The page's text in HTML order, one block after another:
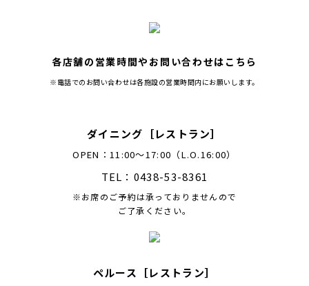
各店舗の営業時間やお問い合わせはこちら
※電話でのお問い合わせは各施設の営業時間内にお願いします。
ダイニング［レストラン］
OPEN：11:00～17:00（L.O.16:00）
TEL：0438-53-8361
※お席のご予約は承っておりませんので
ご了承ください。
ペルース［レストラン］